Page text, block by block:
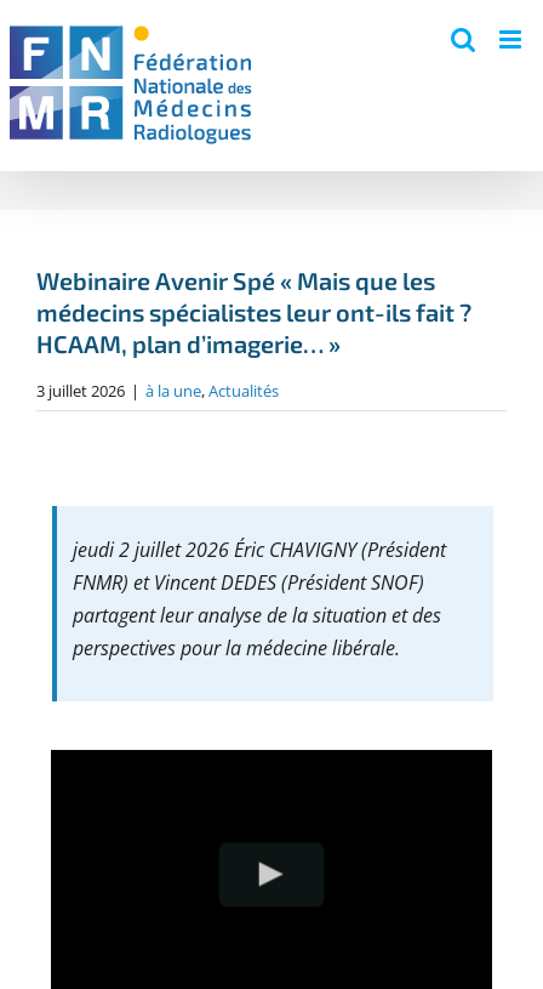
content
Webinaire Avenir Spé « Mais que les
médecins spécialistes leur ont-ils fait ?
HCAAM, plan d’imagerie… »
3 juillet 2026 | à la une,Actualités
jeudi 2 juillet 2026 Éric CHAVIGNY (Président
FNMR) et Vincent DEDES (Président SNOF)
partagent leur analyse de la situation et des
perspectives pour la médecine libérale.